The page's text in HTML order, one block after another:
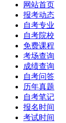
网站首页
报考动态
自考专业
自考院校
免费课程
考场查询
成绩查询
自考问答
历年真题
自考笔记
报名时间
考试时间